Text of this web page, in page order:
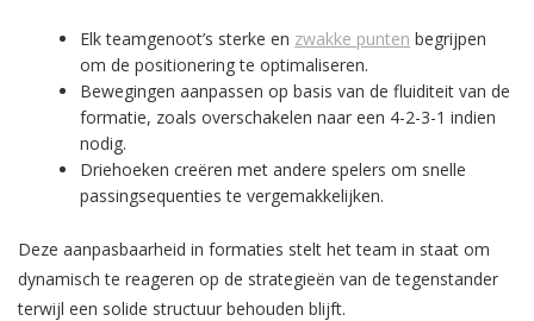
Elk teamgenoot’s sterke en zwakke punten begrijpen
om de positionering te optimaliseren.
Bewegingen aanpassen op basis van de fluiditeit van de
formatie, zoals overschakelen naar een 4-2-3-1 indien
nodig.
Driehoeken creëren met andere spelers om snelle
passingsequenties te vergemakkelijken.
Deze aanpasbaarheid in formaties stelt het team in staat om
dynamisch te reageren op de strategieën van de tegenstander
terwijl een solide structuur behouden blijft.